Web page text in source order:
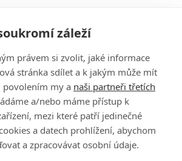
PŘIHLÁSIT
REGISTROVAT
záleží
právem si zvolit, jaké informace
stránka sdílet a k jakým může mít
povolením my a naši partneři třetích
a/nebo máme přístup k
mezi které patří jedinečné
a datech prohlížení, abychom
a zpracovávat osobní údaje.